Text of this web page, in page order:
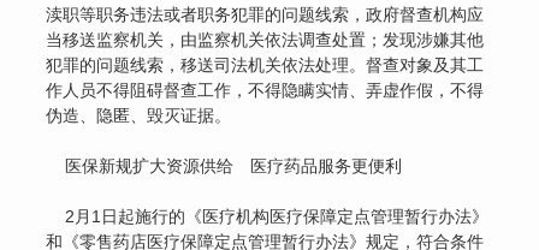
渎职等职务违法或者职务犯罪的问题线索，政府督查机构应
当移送监察机关，由监察机关依法调查处置；发现涉嫌其他
犯罪的问题线索，移送司法机关依法处理。督查对象及其工
作人员不得阻碍督查工作，不得隐瞒实情、弄虚作假，不得
伪造、隐匿、毁灭证据。
医保新规扩大资源供给 医疗药品服务更便利
2月1日起施行的《医疗机构医疗保障定点管理暂行办法》
和《零售药店医疗保障定点管理暂行办法》规定，符合条件